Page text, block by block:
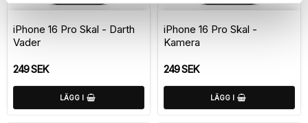
Lägg till i favoritlistan
iPhone 16 Pro Skal - Darth
Vader
249 SEK
LÄGG I
iPhone 16 Pro Skal -
Kamera
249 SEK
LÄGG I